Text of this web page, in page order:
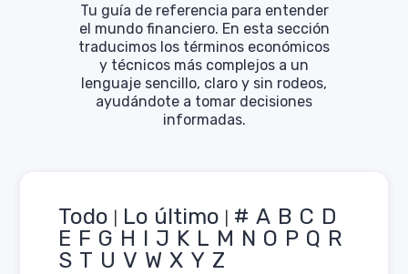
Tu guía de referencia para entender
el mundo financiero. En esta sección
traducimos los términos económicos
y técnicos más complejos a un
lenguaje sencillo, claro y sin rodeos,
ayudándote a tomar decisiones
informadas.
Todo Lo último # A B C D
E F G H I J K L M N O P Q R
S T U V W X Y Z